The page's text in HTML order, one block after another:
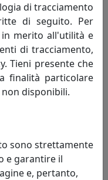
ROSSO,
88,00 €
di tracciamento
di seguito. Per
merito all'utilità e
di tracciamento,
Tieni presente che
finalità particolare
disponibili.
sono strettamente
e garantire il
e, pertanto,